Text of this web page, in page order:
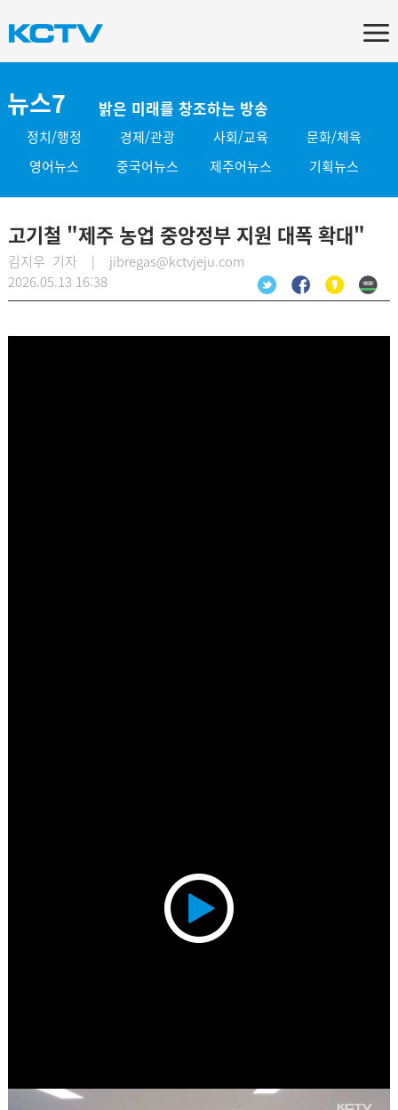
뉴스7 밝은 미래를 창조하는 방송
정치/행정 경제/관광 사회/교육
문화/체육
영어뉴스
중국어뉴스 제주어뉴스 기획뉴스
고기철 "제주 농업 중앙정부 지원 대폭 확대"
김지우 기자 | jibregas@kctvjeju.com
2026.05.13 16:38
Play